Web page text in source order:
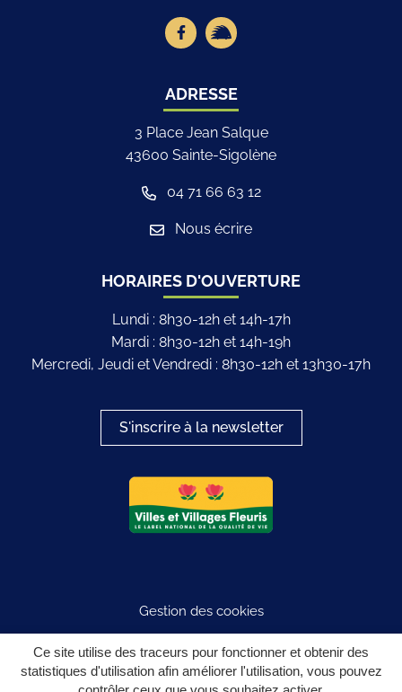
Ce site utilise des traceurs pour fonctionner et obtenir des
statistiques d'utilisation afin améliorer l'utilisation, vous pouvez
Lien vers le compte Facebook
Lien vers la page illiwap
ADRESSE
3 Place Jean Salque
43600 Sainte-Sigolène
04 71 66 63 12
Nous écrire
HORAIRES D'OUVERTURE
Lundi : 8h30-12h et 14h-17h
Mardi : 8h30-12h et 14h-19h
Mercredi, Jeudi et Vendredi : 8h30-12h et 13h30-17h
S'inscrire à la newsletter
Logo du label
Gestion des cookies
Plan du site
Mentions légales